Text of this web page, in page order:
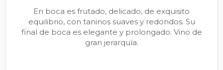
En boca es frutado, delicado, de exquisito
equilibrio, con taninos suaves y redondos. Su
final de boca es elegante y prolongado. Vino de
gran jerarquía.